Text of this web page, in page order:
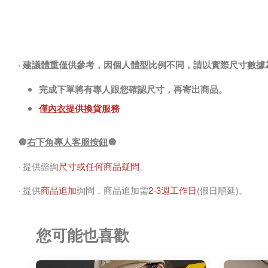
· 建議體重僅供參考，因個人體型比例不同，請以實際尺寸數
完成下單將有專人跟您確認尺寸，再寄出商品。
僅內衣提供換貨服務
🔘右下角專人客服按鈕🔘
· 提供諮詢尺寸或任何商品疑問。
· 提供商品追加詢問，商品追加需2-3週工作日(假日順延)。
您可能也喜歡